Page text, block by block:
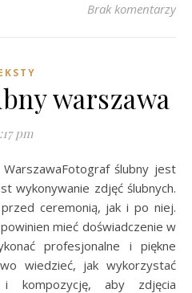
Brak komentarzy
warszawa
pm
wykonywanie zdjęć ślubnych.
ceremonią, jak i po niej.
mieć doświadczenie w
profesjonalne i piękne
wiedzieć, jak wykorzystać
i kompozycję, aby zdjęcia